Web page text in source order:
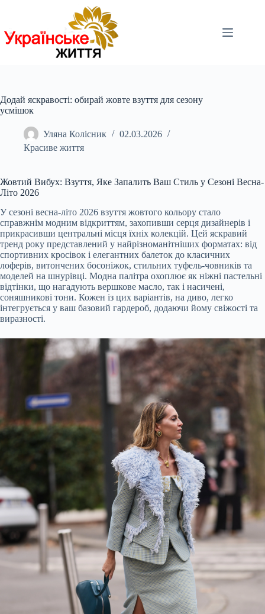
Додай яскравості: обирай жовте взуття для сезону
усмішок
Уляна Колісник
02.03.2026
Красиве життя
Жовтий Вибух: Взуття, Яке Запалить Ваш Стиль у Сезоні Весна-
Літо 2026
У сезоні весна-літо 2026 взуття жовтого кольору стало
справжнім модним відкриттям, захопивши серця дизайнерів і
прикрасивши центральні місця їхніх колекцій. Цей яскравий
тренд року представлений у найрізноманітніших форматах: від
спортивних кросівок і елегантних балеток до класичних
лоферів, витончених босоніжок, стильних туфель-човників та
моделей на шнурівці. Модна палітра охоплює як ніжні пастельні
відтінки, що нагадують вершкове масло, так і насичені,
соняшникові тони. Кожен із цих варіантів, на диво, легко
інтегрується у ваш базовий гардероб, додаючи йому свіжості та
виразності.